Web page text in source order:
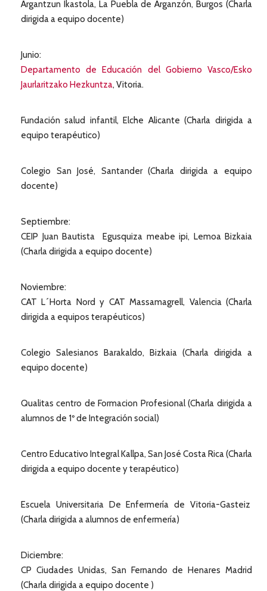
Argantzun Ikastola, La Puebla de Arganzón, Burgos (Charla
dirigida a equipo docente)
Junio:
Departamento de Educación del Gobierno Vasco/Esko
Jaurlaritzako Hezkuntza, Vitoria.
Fundación salud infantil, Elche Alicante (Charla dirigida a
equipo terapéutico)
Colegio San José, Santander (Charla dirigida a equipo
docente)
Septiembre:
CEIP Juan Bautista Egusquiza meabe ipi, Lemoa Bizkaia
(Charla dirigida a equipo docente)
Noviembre:
CAT L´Horta Nord y CAT Massamagrell, Valencia (Charla
dirigida a equipos terapéuticos)
Colegio Salesianos Barakaldo, Bizkaia (Charla dirigida a
equipo docente)
Qualitas centro de Formacion Profesional (Charla dirigida a
alumnos de 1º de Integración social)
Centro Educativo Integral Kallpa, San José Costa Rica (Charla
dirigida a equipo docente y terapéutico)
Escuela Universitaria De Enfermería de Vitoria-Gasteiz
(Charla dirigida a alumnos de enfermería)
Diciembre:
CP Ciudades Unidas, San Fernando de Henares Madrid
(Charla dirigida a equipo docente )